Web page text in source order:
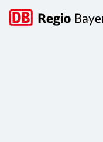
Hauptnavigation